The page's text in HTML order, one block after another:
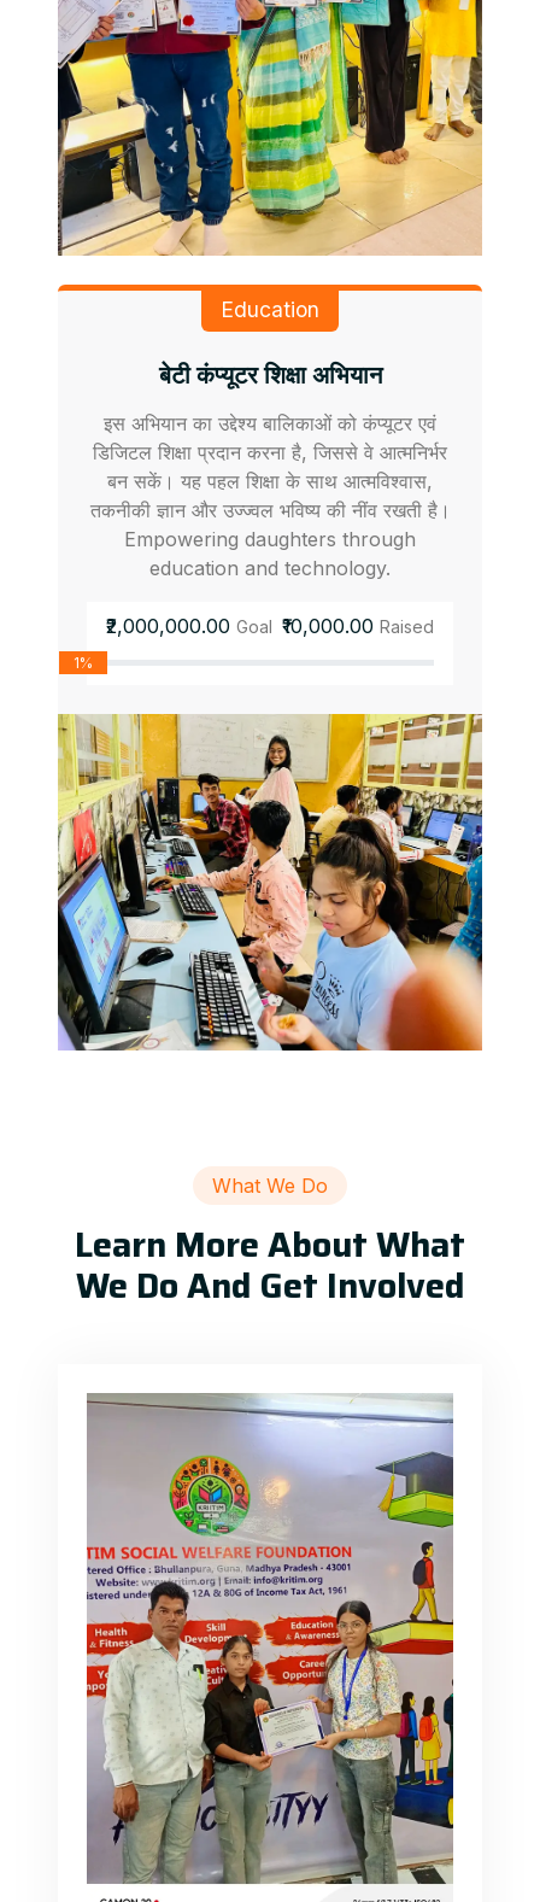
Education
बेटी कंप्यूटर शिक्षा अभियान
इस अभियान का उद्देश्य बालिकाओं को कंप्यूटर एवं
डिजिटल शिक्षा प्रदान करना है, जिससे वे आत्मनिर्भर
बन सकें। यह पहल शिक्षा के साथ आत्मविश्वास,
तकनीकी ज्ञान और उज्ज्वल भविष्य की नींव रखती है।
Empowering daughters through
education and technology.
₹2,000,000.00 Goal ₹10,000.00 Raised
1%
What We Do
Learn More About What
We Do And Get Involved